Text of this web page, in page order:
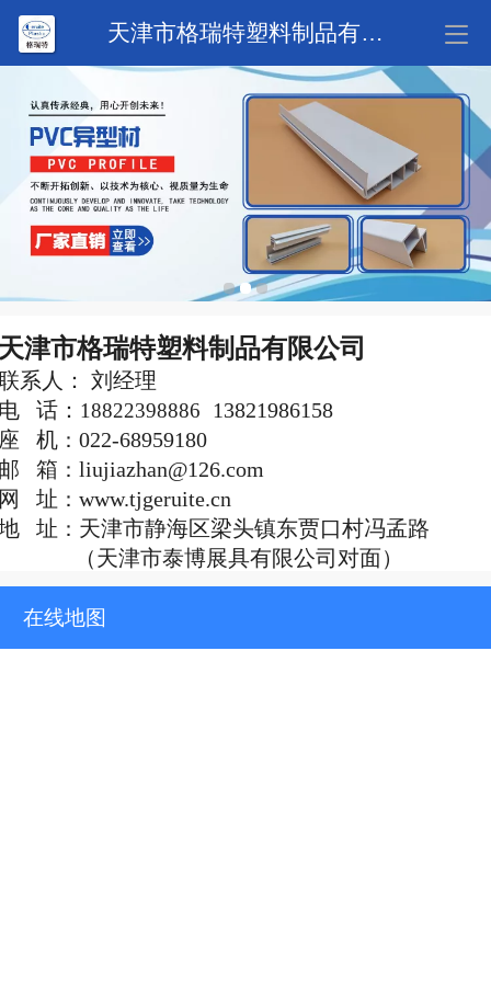
天津市格瑞特塑料制品有限公司
津市格瑞特塑料制品有限公司
系人： 刘经理
话： 18822398886
13821986158
机： 022-68959180
箱 ： liujiazhan@126.com
址 ： www.tjgeruite.cn
址 ： 天津市静海区梁头镇东贾口村冯孟路
天津市泰博展具有限公司对面）
在线地图